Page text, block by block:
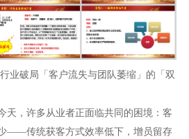
业破局「客户流失与团队萎缩」的「双
天，许多从业者正面临共同的困境： 客
——传统获客方式效率低下，增员留存